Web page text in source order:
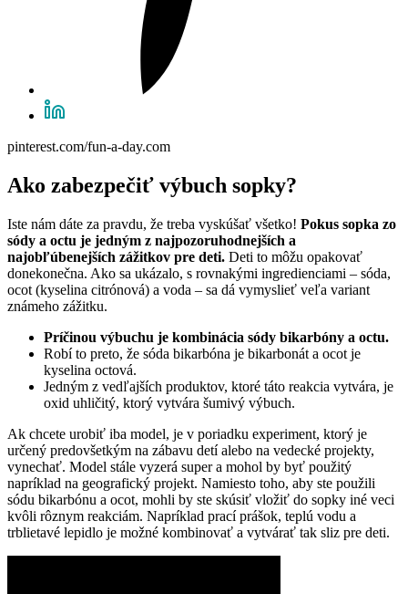
pinterest.com/fun-a-day.com
Ako zabezpečiť výbuch sopky?
Iste nám dáte za pravdu, že treba vyskúšať všetko! Pokus sopka zo
sódy a octu je jedným z najpozoruhodnejších a
najobľúbenejších zážitkov pre deti. Deti to môžu opakovať
donekonečna. Ako sa ukázalo, s rovnakými ingredienciami – sóda,
ocot (kyselina citrónová) a voda – sa dá vymyslieť veľa variant
známeho zážitku.
Príčinou výbuchu je kombinácia sódy bikarbóny a octu.
Robí to preto, že sóda bikarbóna je bikarbonát a ocot je
kyselina octová.
Jedným z vedľajších produktov, ktoré táto reakcia vytvára, je
oxid uhličitý, ktorý vytvára šumivý výbuch.
Ak chcete urobiť iba model, je v poriadku experiment, ktorý je
určený predovšetkým na zábavu detí alebo na vedecké projekty,
vynechať. Model stále vyzerá super a mohol by byť použitý
napríklad na geografický projekt. Namiesto toho, aby ste použili
sódu bikarbónu a ocot, mohli by ste skúsiť vložiť do sopky iné veci
kvôli rôznym reakciám. Napríklad prací prášok, teplú vodu a
trblietavé lepidlo je možné kombinovať a vytvárať tak sliz pre deti.